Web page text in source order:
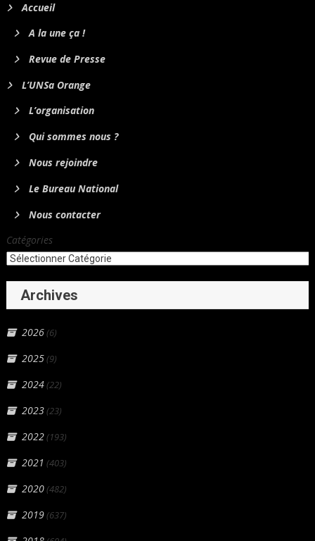
Accueil
A la une ça !
Revue de Presse
L’UNSa Orange
L’organisation
Qui sommes nous ?
Nous rejoindre
Le Bureau National
Nous contacter
Catégories
Archives
2026(6)
2025(9)
2024(22)
2023(23)
2022(193)
2021 (403)
2020(482)
2019(637)